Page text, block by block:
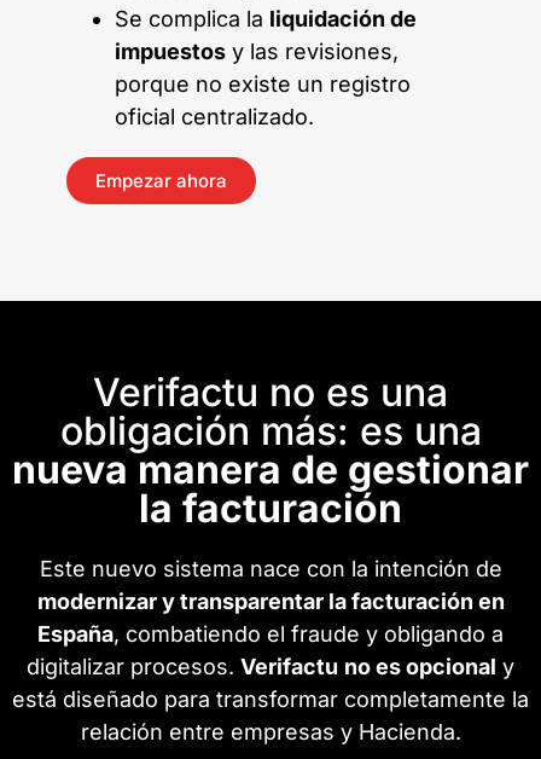
Se complica la liquidación de
impuestos y las revisiones,
porque no existe un registro
oficial centralizado.
Empezar ahora
Verifactu no es una
obligación más: es una
nueva manera de gestionar
la facturación
Este nuevo sistema nace con la intención de
modernizar y transparentar la facturación en
España, combatiendo el fraude y obligando a
digitalizar procesos. Verifactu no es opcional y
está diseñado para transformar completamente la
relación entre empresas y Hacienda.